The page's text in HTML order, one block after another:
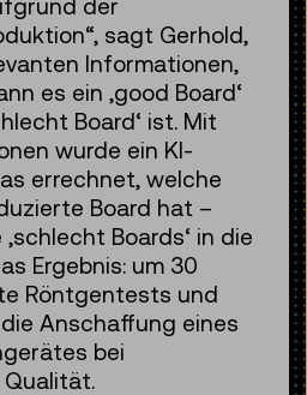
der
sagt Gerhold,
Informationen,
es ein ,good Board‘
Board‘ ist. Mit
wurde ein KI-
errechnet, welche
Board hat –
Boards‘ in die
Ergebnis: um 30
Röntgentests und
Anschaffung eines
bei